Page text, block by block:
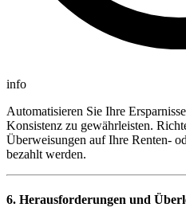
info
Automatisieren Sie Ihre
Konsistenz zu gewährleisten.
Überweisungen auf Ihre Renten-
bezahlt werden.
6. Herausforderungen und